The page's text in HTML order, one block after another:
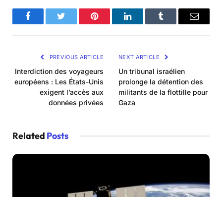
FacebookTwitter Pinterest LinkedInTumblr Email
PREVIOUS ARTICLE
Interdiction des voyageurs
européens : Les États-Unis
exigent l’accès aux
données privées
NEXT ARTICLE
Un tribunal israélien
prolonge la détention des
militants de la flottille pour
Gaza
Related Posts